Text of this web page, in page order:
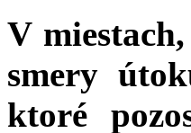
V
smery
ktoré